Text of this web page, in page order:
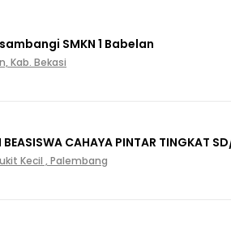
SMKN 1 Babelan
Kab. Bekasi
BEASISWA CAHAYA PINTAR TINGKAT
Kecil , Palembang